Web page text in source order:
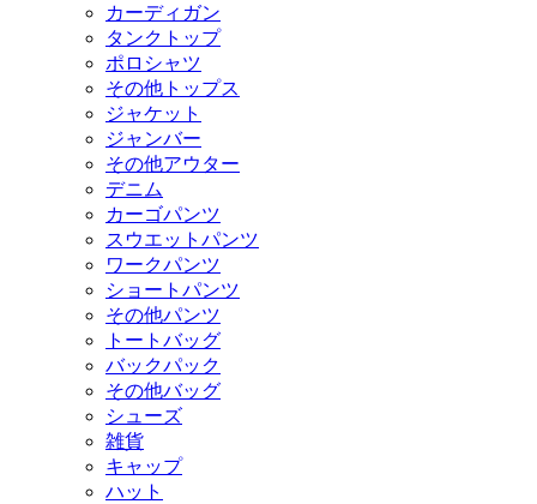
カーディガン
タンクトップ
ポロシャツ
その他トップス
ジャケット
ジャンバー
その他アウター
デニム
カーゴパンツ
スウエットパンツ
ワークパンツ
ショートパンツ
その他パンツ
トートバッグ
バックパック
その他バッグ
シューズ
雑貨
キャップ
ハット